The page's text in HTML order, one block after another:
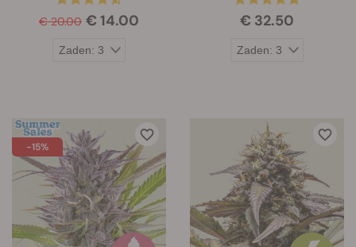
€ 20.00 € 14.00 € 32.50
-15%